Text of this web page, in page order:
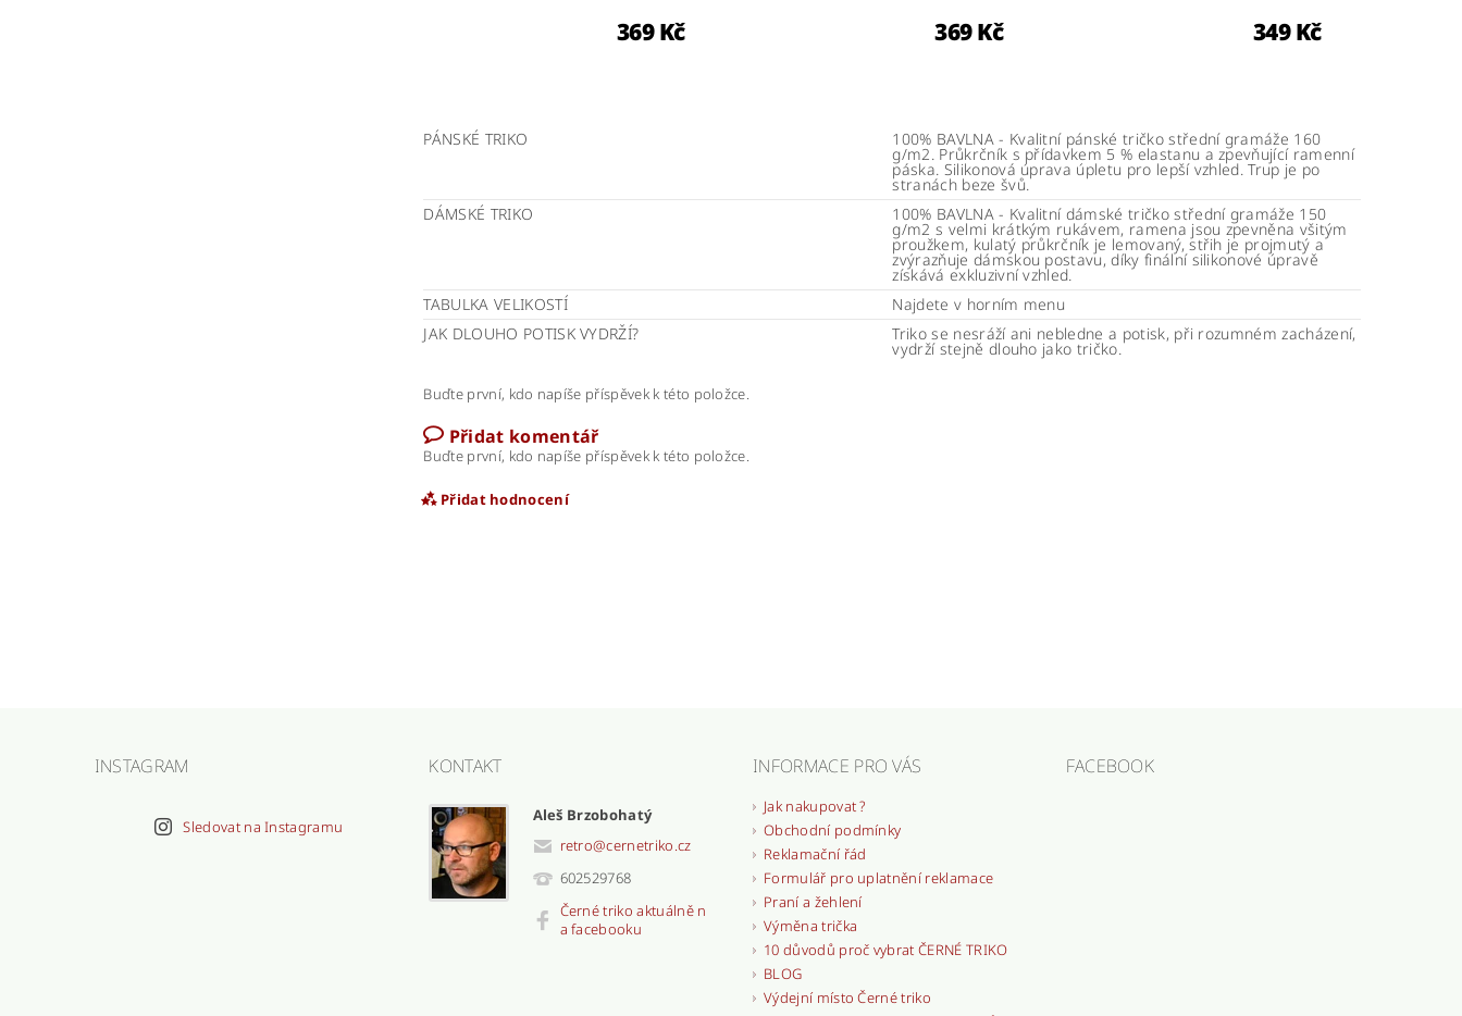
369 Kč 369 Kč 349 Kč
PÁNSKÉ TRIKO 100% BAVLNA - Kvalitní pánské tričko střední gramáže 160
g/m2. Průkrčník s přídavkem 5 % elastanu a zpevňující ramenní
páska. Silikonová úprava úpletu pro lepší vzhled. Trup je po
stranách beze švů.
DÁMSKÉ TRIKO
100% BAVLNA - Kvalitní dámské tričko střední gramáže 150
g/m2 s velmi krátkým rukávem, ramena jsou zpevněna všitým
proužkem, kulatý průkrčník je lemovaný, střih je projmutý a
zvýrazňuje dámskou postavu, díky finální silikonové úpravě
získává exkluzivní vzhled.
TABULKA VELIKOSTÍ
Najdete v horním menu
JAK DLOUHO POTISK VYDRŽÍ?
Triko se nesráží ani nebledne a potisk, při rozumném zacházení,
vydrží stejně dlouho jako tričko.
Buďte první, kdo napíše příspěvek k této položce.
Přidat komentář
Buďte první, kdo napíše příspěvek k této položce.
Přidat hodnocení
INSTAGRAM
Sledovat na Instagramu
KONTAKT
Aleš Brzobohatý
retro@cernetriko.cz
602529768
Černé triko aktuálně n
a facebooku
INFORMACE PRO VÁS
Jak nakupovat ?
Obchodní podmínky
Reklamační řád
Formulář pro uplatnění reklamace
Praní a žehlení
Výměna trička
10 důvodů proč vybrat ČERNÉ TRIKO
BLOG
Výdejní místo Černé triko
FACEBOOK